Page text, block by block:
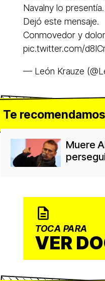
Navalny lo presentía.
Dejó este mensaje.
Conmovedor y
pic.twitter.com/
— León Krauze
Te recomendamos
Muere
TOCA PARA
VER